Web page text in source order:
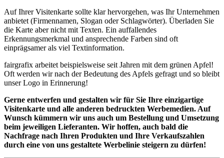
Auf Ihrer Visitenkarte sollte klar hervorgehen, was Ihr Unternehmen
anbietet (Firmennamen, Slogan oder Schlagwörter). Überladen Sie
die Karte aber nicht mit Texten. Ein auffallendes
Erkennungsmerkmal und ansprechende Farben sind oft
einprägsamer als viel Textinformation.
fairgrafix arbeitet beispielsweise seit Jahren mit dem grünen Apfel!
Oft werden wir nach der Bedeutung des Apfels gefragt und so bleibt
unser Logo in Erinnerung!
Gerne entwerfen und gestalten wir für Sie Ihre einzigartige
Visitenkarte und alle anderen bedruckten Werbemedien. Auf
Wunsch kümmern wir uns auch um Bestellung und Umsetzung
beim jeweiligen Lieferanten. Wir hoffen, auch bald die
Nachfrage nach Ihren Produkten und Ihre Verkaufszahlen
durch eine von uns gestaltete Werbelinie steigern zu dürfen!